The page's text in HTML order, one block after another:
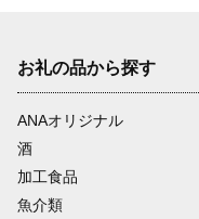
お礼の品から探す
ANAオリジナル
酒
加工食品
魚介類